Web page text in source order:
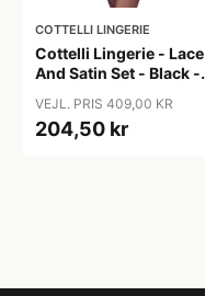
COTTELLI LINGERIE
Cottelli Lingerie - Lace
And Satin Set - Black -
VEJL. PRIS 409,00 KR
204,50 kr